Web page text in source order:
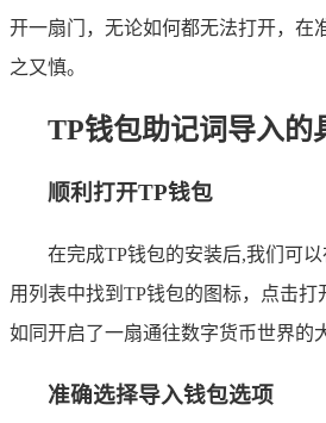
开一扇门，无论如何都无法打开，在
之又慎。
TP钱包助记词导入的
顺利打开TP钱包
在完成TP钱包的安装后,我们可
用列表中找到TP钱包的图标，点击打
如同开启了一扇通往数字货币世界的
准确选择导入钱包选项